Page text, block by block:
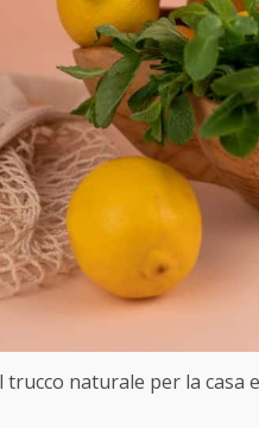
trucco naturale per la